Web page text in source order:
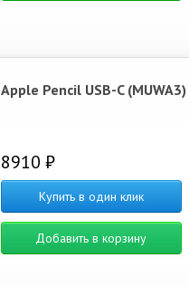
Apple Pencil USB-C (MUWA3)
8910 ₽
Купить в один клик
Добавить в корзину